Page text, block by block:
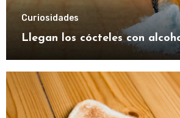
Curiosidades
Llegan los cócteles con